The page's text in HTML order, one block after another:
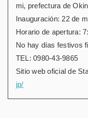
mi, prefectura de
Inauguración: 22 de
Horario de apertura:
No hay días festivos
TEL: 0980-43-9865
Sitio web oficial de
jp/